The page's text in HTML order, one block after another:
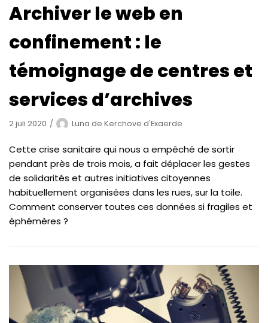
Archiver le web en
confinement : le
témoignage de centres et
services d’archives
2 juli 2020 Luna de Kerchove d'Exaerde
Cette crise sanitaire qui nous a empêché de sortir
pendant près de trois mois, a fait déplacer les gestes
de solidarités et autres initiatives citoyennes
habituellement organisées dans les rues, sur la toile.
Comment conserver toutes ces données si fragiles et
éphémères ?